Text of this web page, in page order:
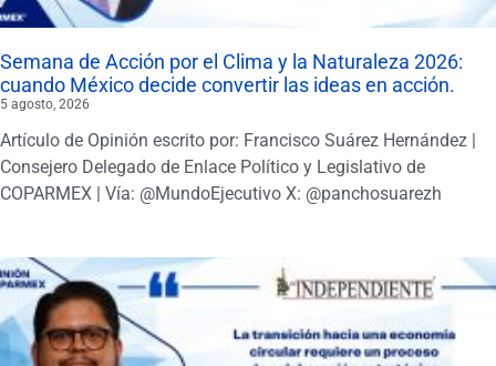
Semana de Acción por el Clima y la Naturaleza 2026:
cuando México decide convertir las ideas en acción.
5 agosto, 2026
Artículo de Opinión escrito por: Francisco Suárez Hernández |
Consejero Delegado de Enlace Político y Legislativo de
COPARMEX | Vía: @MundoEjecutivo X: @panchosuarezh